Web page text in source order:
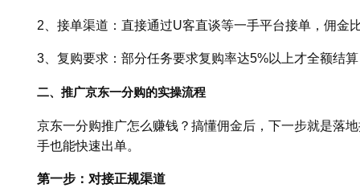
2、接单渠道：直接通过U客直谈等一手平台接单，佣金
3、复购要求：部分任务要求复购率达5%以上才全额结
二、推广京东一分购的实操流程
京东一分购推广怎么赚钱？搞懂佣金后，下一步就是落
手也能快速出单。
第一步：对接正规渠道